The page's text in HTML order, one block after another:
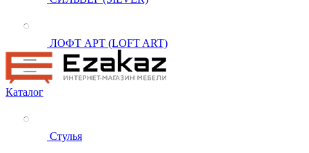
ЛОФТ АРТ (LOFT ART)
Каталог
Стулья